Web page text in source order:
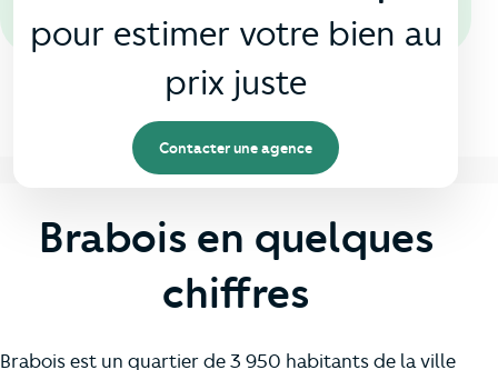
pour estimer votre bien au
prix juste
Contacter une agence
Brabois en quelques
chiffres
Brabois est un quartier de 3 950 habitants de la ville